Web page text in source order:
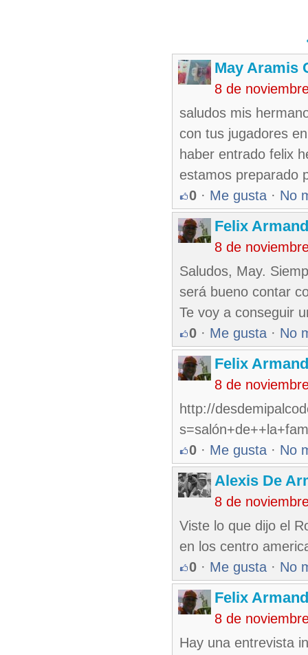
May Aramis
8 de
saludos mis
con tus jugadores
haber entrado felix
estamos preparado
0 · Me gusta · No
Felix
8 de
Saludos, May.
será bueno contar
Te voy a conseguir
0 · Me gusta · No
Felix
8 de
http://
0 · Me gusta · No
Alexis De
8 de
Viste lo que dijo el
en los centro
0 · Me gusta · No
Felix
8 de
Hay una entrevista